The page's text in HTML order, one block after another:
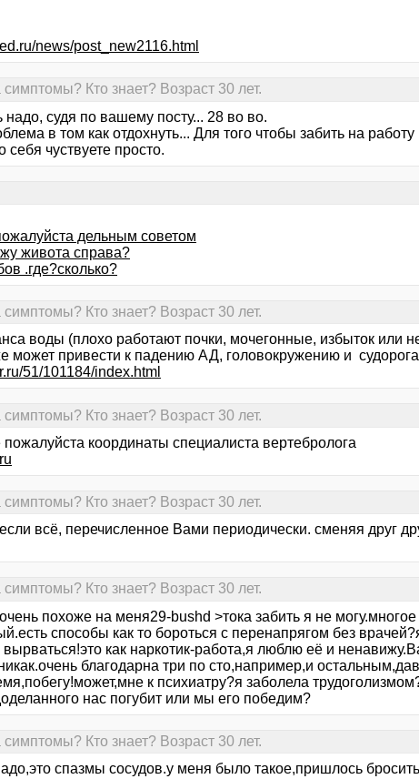
news/post_new2116.html
Кто знает? Возраст 30 лет.
надо, судя по вашему посту... 28 во во.
в том как отдохнуть... Для того чтобы забить на
себя чуствуете просто.
дельным советом
живота справа?
.где?сколько?
Кто знает? Возраст 30 лет.
воды (плохо работают почки, мочегонные, избыток или
может привести к падению АД, головокружению и
51/101184/index.html
Кто знает? Возраст 30 лет.
пожалуйста координаты специалиста вертебролога
Кто знает? Возраст 30 лет.
всё, перечисленное Вами периодически. сменяя друг
Кто знает? Возраст 30 лет.
похоже на меня29-bushd >тока забить я не могу.многое
способы как то бороться с перенапрягом без
вырваться!это как наркотик-работа,я люблю её и
благодарна три по сто,например,и
к психиатру?я заболела
нас погубит или мы его победим?
Кто знает? Возраст 30 лет.
спазмы сосудов.у меня было такое,пришлось